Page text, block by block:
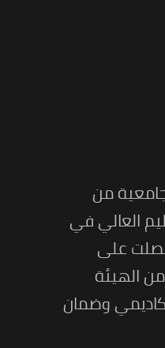
من
العالي في
على
الهيئة
وضمان